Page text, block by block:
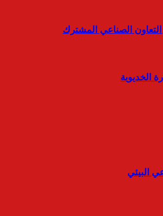
التعاون الصناعي المشترك
الخديوية
البيئي